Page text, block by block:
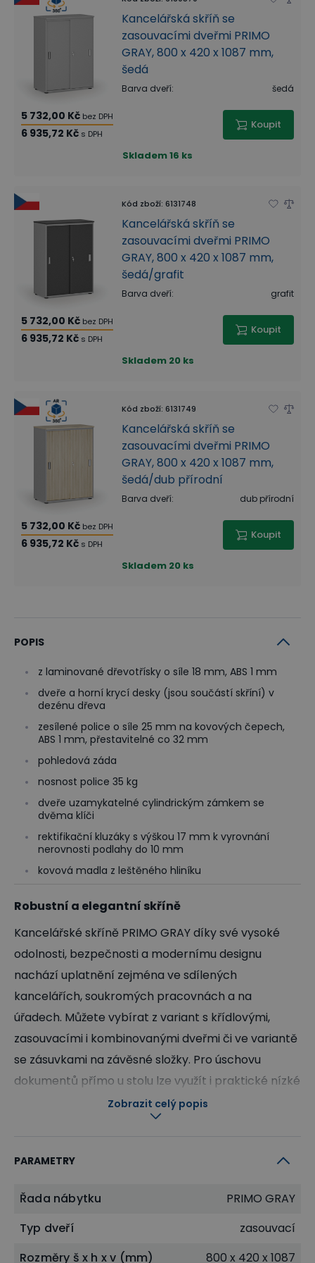
Kancelářská skříň se
zasouvacími dveřmi PRIMO
GRAY, 800 x 420 x 1087 mm,
šedá
Barva dveří: šedá
5 732,00 Kč bez DPH
6 935,72 Kč s DPH
Koupit
Skladem16 ks
Kód zboží: 6131748
Kancelářská skříň se
zasouvacími dveřmi PRIMO
GRAY, 800 x 420 x 1087 mm,
šedá/grafit
Barva dveří: grafit
5 732,00 Kč bez DPH
6 935,72 Kč s DPH
Koupit
Skladem 20 ks
Kód zboží: 6131749
Kancelářská skříň se
zasouvacími dveřmi PRIMO
GRAY, 800 x 420 x 1087 mm,
šedá/dub přírodní
Barva dveří: dub přírodní
5 732,00 Kč bez DPH
6 935,72 Kč s DPH
Koupit
Skladem 20 ks
POPIS
z laminované dřevotřísky o síle 18 mm, ABS 1 mm
dveře a horní krycí desky (jsou součástí skříní) v
dezénu dřeva
zesílené police o síle 25 mm na kovových čepech,
ABS 1 mm, přestavitelné co 32 mm
pohledová záda
nosnost police 35 kg
dveře uzamykatelné cylindrickým zámkem se
dvěma klíči
rektifikační kluzáky s výškou 17 mm k vyrovnání
nerovnosti podlahy do 10 mm
kovová madla z leštěného hliníku
Robustní a elegantní skříně
Kancelářské skříně PRIMO GRAY díky své vysoké
odolnosti, bezpečnosti a modernímu designu
nachází uplatnění zejména ve sdílených
kancelářích, soukromých pracovnách a na
úřadech. Můžete vybírat z variant s křídlovými,
zasouvacími i kombinovanými dveřmi či ve variantě
se zásuvkami na závěsné složky. Pro úschovu
dokumentů přímo u stolu lze využít i praktické nízké
skříňky a komody. Šatní skříně naopak poskytnou
dodatečný prostor pro uložení všech vašich oděvů i
Dlouhá životnost a stabilita
PRIMO GRAY dodává zejména masivní laminovaná
Zobrazit celý popis
PARAMETRY
Řada nábytku
PRIMO GRAY
Typ dveří
zasouvací
Rozměry š x h x v (mm)
800 x 420 x 1087